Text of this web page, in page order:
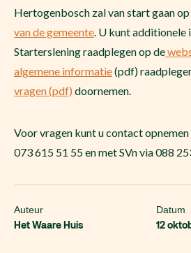
Hertogenbosch zal van start gaan
van de gemeente. U kunt
Starterslening raadplegen op de
algemene informatie(pdf)
vragen (pdf) doornemen.
Voor vragen kunt u contact
073 615 51 55 en met SVn via 088
Auteur
Het Waare Huis
Datum
12